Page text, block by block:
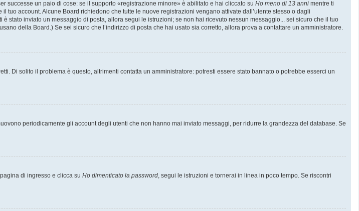
successe un paio di cose: se il supporto «registrazione minore» è abilitato e hai cliccato su Ho meno di 13 anni mentre ti
account. Alcune Board richiedono che tutte le nuove registrazioni vengano attivate dall’utente stesso o dagli
stato inviato un messaggio di posta, allora segui le istruzioni; se non hai ricevuto nessun messaggio... sei sicuro che il tuo
della Board.) Se sei sicuro che l’indirizzo di posta che hai usato sia corretto, allora prova a contattare un amministratore.
Di solito il problema è questo, altrimenti contatta un amministratore: potresti essere stato bannato o potrebbe esserci un
periodicamente gli account degli utenti che non hanno mai inviato messaggi, per ridurre la grandezza del database. Se
di ingresso e clicca su Ho dimenticato la password, segui le istruzioni e tornerai in linea in poco tempo. Se riscontri